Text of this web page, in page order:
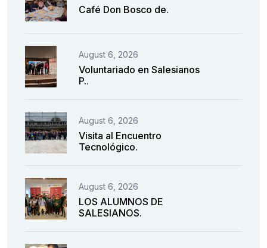
Café Don Bosco de.
August 6, 2026
Voluntariado en Salesianos
P..
August 6, 2026
Visita al Encuentro
Tecnológico.
August 6, 2026
LOS ALUMNOS DE
SALESIANOS.